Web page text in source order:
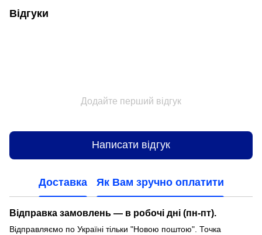
Відгуки
Додайте перший відгук
Написати відгук
Доставка Як Вам зручно оплатити
Відправка замовлень — в робочі дні (пн-пт).
Відправляємо по Україні тільки "Новою поштою". Точка